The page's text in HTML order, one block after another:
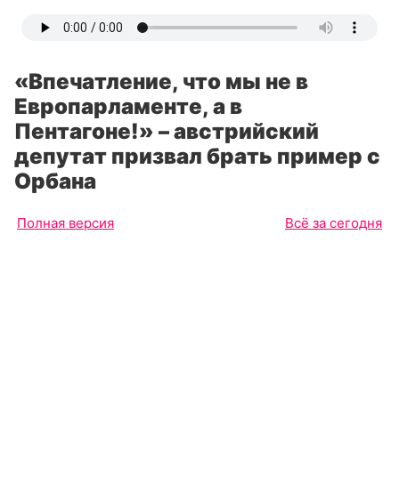
«Впечатление, что мы не в
Европарламенте, а в
Пентагоне!» – австрийский
депутат призвал брать пример с
Орбана
Полная версия Всё за сегодня